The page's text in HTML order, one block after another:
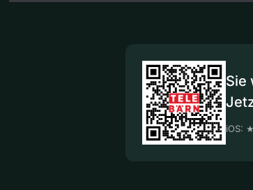
Sie
iOS: